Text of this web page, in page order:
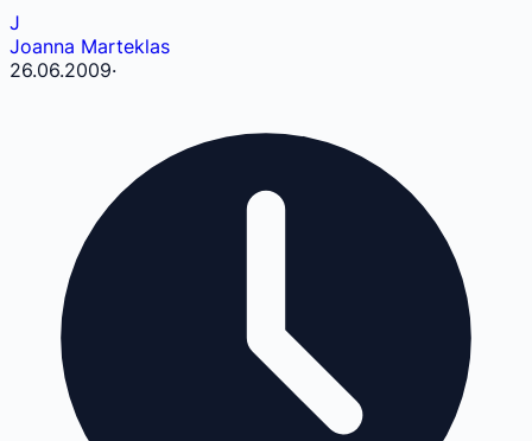
J
Joanna Marteklas
26.06.2009·